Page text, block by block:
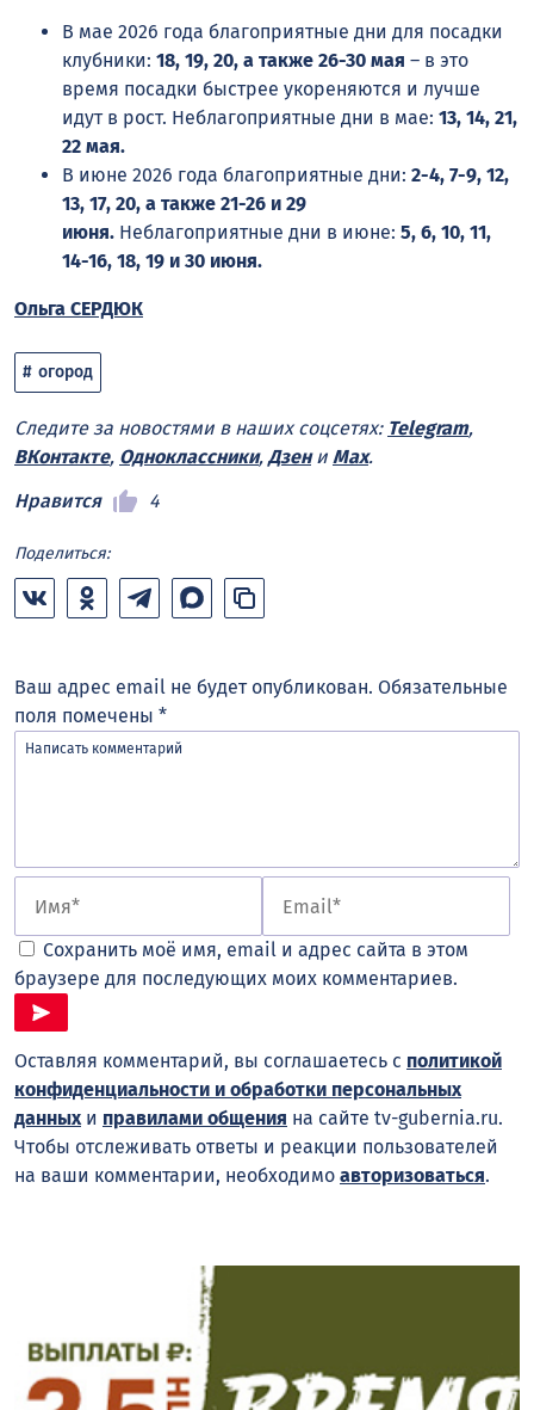
В мае 2026 года благоприятные дни для посадки
клубники: 18, 19, 20, а также 26-30 мая – в это
время посадки быстрее укореняются и лучше
идут в рост. Неблагоприятные дни в мае: 13, 14, 21,
22 мая.
В июне 2026 года благоприятные дни: 2-4, 7-9, 12,
13, 17, 20, а также 21-26 и 29
июня. Неблагоприятные дни в июне: 5, 6, 10, 11,
14-16, 18, 19 и 30 июня.
Ольга СЕРДЮК
огород
Следите за новостями в наших соцсетях: Telegram,
ВКонтакте, Одноклассники, Дзени Max.
Нравится
4
Поделиться:
Ваш адрес email не будет опубликован. Обязательные
поля помечены *
Сохранить моё имя, email и адрес сайта в этом
браузере для последующих моих комментариев.
Оставляя комментарий, вы соглашаетесь с политикой
конфиденциальности и обработки персональных
данныхи правилами общения на сайте tv-gubernia.ru.
Чтобы отслеживать ответы и реакции пользователей
на ваши комментарии, необходимо авторизоваться.